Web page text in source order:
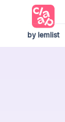
by lemlist